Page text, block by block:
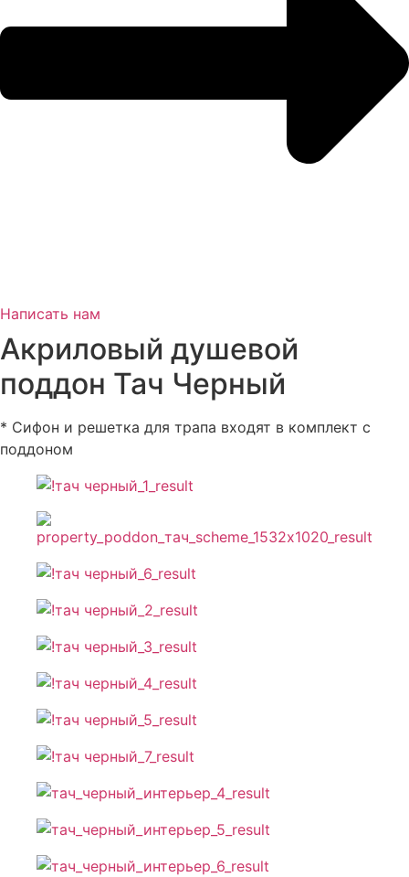
Написать нам
Акриловый душевой
поддон Тач Черный
* Сифон и решетка для трапа входят в комплект с
поддоном